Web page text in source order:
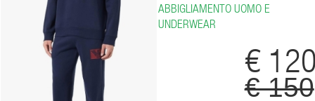
ABBIGLIAMENTO UOMO E
UNDERWEAR
€
€ 150